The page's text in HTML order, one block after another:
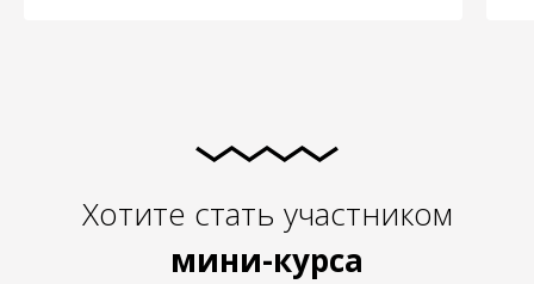
Хотите стать участником
мини-курса